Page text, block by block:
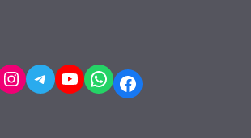
Instagram
Telegram
YouTube
WhatsApp
Facebook